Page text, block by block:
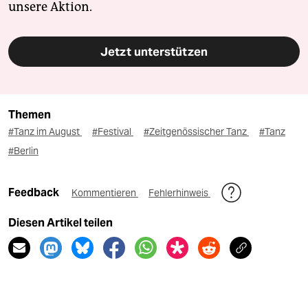
unsere Aktion.
Jetzt unterstützen
Themen
#Tanz im August #Festival #Zeitgenössischer Tanz
#Tanz
#Berlin
Feedback Kommentieren Fehlerhinweis
Diesen Artikel teilen